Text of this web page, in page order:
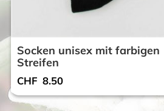
Socken unisex mit farbigen
Streifen
CHF 8.50